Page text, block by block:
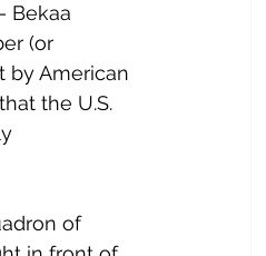
Bekaa
(or
by American
the U.S.
of